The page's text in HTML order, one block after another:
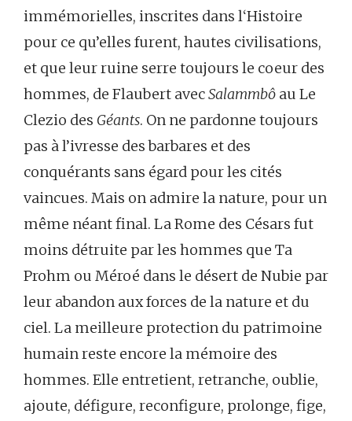
immémorielles, inscrites dans l‘Histoire
pour ce qu’elles furent, hautes civilisations,
et que leur ruine serre toujours le coeur des
hommes, de Flaubert avecSalammbô au Le
Clezio des Géants. On ne pardonne toujours
pas à l’ivresse des barbares et des
conquérants sans égard pour les cités
vaincues. Mais on admire la nature, pour un
même néant final. La Rome des Césars fut
moins détruite par les hommes que Ta
Prohm ou Méroé dans le désert de Nubie par
leur abandon aux forces de la nature et du
ciel. La meilleure protection du patrimoine
humain reste encore la mémoire des
hommes. Elle entretient, retranche, oublie,
ajoute, défigure, reconfigure, prolonge, fige,